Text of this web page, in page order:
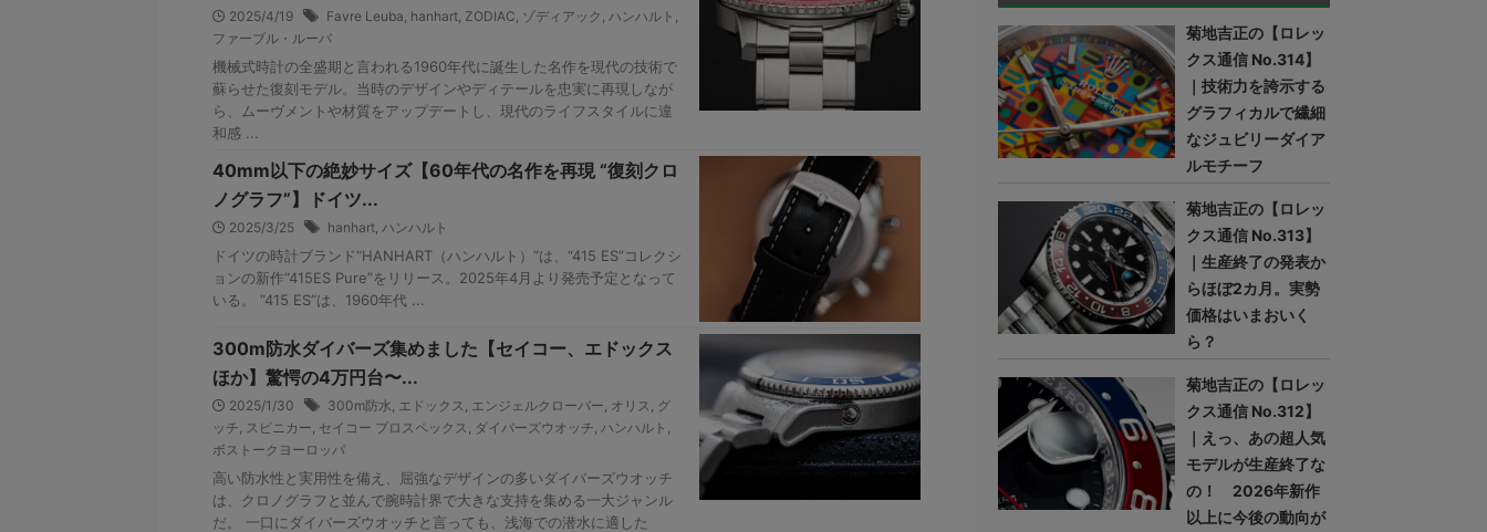
2025/4/19 Favre Leuba, hanhart, ZODIAC, ゾディアック , ハンハルト ,
ファーブル・ルーバ
機械式時計の全盛期と言われる1960年代に誕生した名作を現代の技術で
蘇らせた復刻モデル。当時のデザインやディテールを忠実に再現しなが
ら、ムーヴメントや材質をアップデートし、現代のライフスタイルに違
和感 ...
40mm以下の絶妙サイズ【60年代の名作を再現 “復刻クロ
ノグラフ”】ドイツ...
2025/3/25 hanhart, ハンハルト
ドイツの時計ブランド“HANHART（ハンハルト）”は、“415 ES”コレクシ
ョンの新作“415ES Pure”をリリース。2025年4月より発売予定となって
いる。 “415 ES”は、1960年代 ...
300m防水ダイバーズ集めました【セイコー、エドックス
ほか】驚愕の4万円台〜...
2025/1/30 300m防水, エドックス , エンジェルクローバー, オリス , グ
ッチ, スピニカー, セイコー プロスペックス , ダイバーズウオッチ, ハンハルト ,
ボストークヨーロッパ
高い防水性と実用性を備え、屈強なデザインの多いダイバーズウオッチ
は、クロノグラフと並んで腕時計界で大きな支持を集める一大ジャンル
だ。 一口にダイバーズウオッチと言っても、浅海での潜水に適した
菊地吉正の【ロレッ
クス通信 No.314】
｜技術力を誇示する
グラフィカルで繊細
なジュビリーダイア
ルモチーフ
菊地吉正の【ロレッ
クス通信 No.313】
｜生産終了の発表か
らほぼ2カ月。実勢
価格はいまおいく
ら？
菊地吉正の【ロレッ
クス通信 No.312】
｜えっ、あの超人気
モデルが生産終了な
の！ 2026年新作
以上に今後の動向が